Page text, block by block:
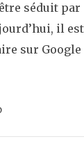
séduit par
il est
sur Google